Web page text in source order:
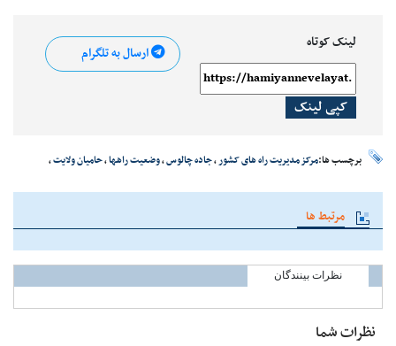
لینک کوتاه
کپی لینک
ارسال به تلگرام
برچسب ها:مرکز مدیریت راه های کشور،جاده چالوس،وضعیت راهها،حامیان ولایت،
مرتبط ها
نظرات بینندگان
نظرات شما